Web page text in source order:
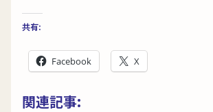
共有:
Facebook X
関連記事: